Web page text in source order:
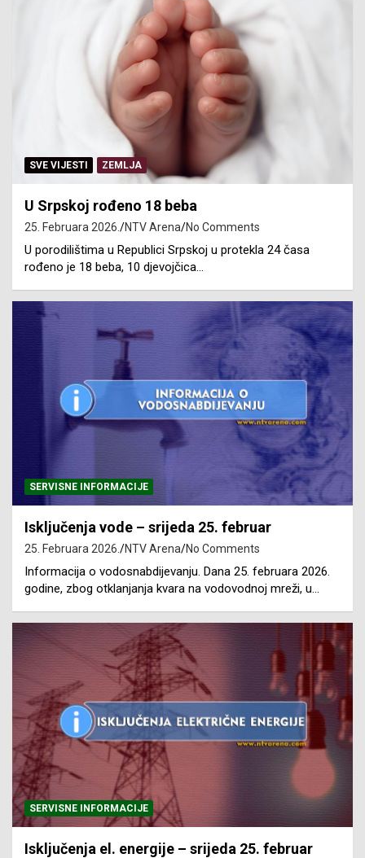
SVE VIJESTI ZEMLJA
U Srpskoj rođeno 18 beba
25. Februara 2026. NTV Arena No Comments
U porodilištima u Republici Srpskoj u protekla 24 časa
rođeno je 18 beba, 10 djevojčica…
SERVISNE INFORMACIJE
Isključenja vode – srijeda 25. februar
25. Februara 2026. NTV Arena No Comments
Informacija o vodosnabdijevanju. Dana 25. februara 2026.
godine, zbog otklanjanja kvara na vodovodnoj mreži, u…
SERVISNE INFORMACIJE
Isključenja el. energije – srijeda 25. februar